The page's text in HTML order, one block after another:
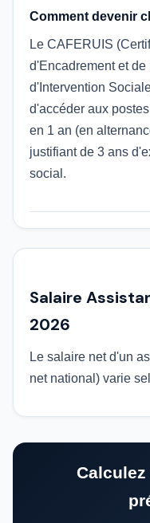
Comment devenir
Le CAFERUIS
d'Encadrement et
d'Intervention
d'accéder aux
en 1 an (en
justifiant de 3 ans
social.
Salaire
2026
Le salaire net d'un
net national) varie